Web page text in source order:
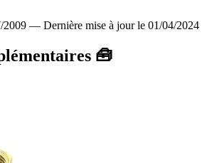
2009 — Dernière mise à jour le 01/04/2024
🧰